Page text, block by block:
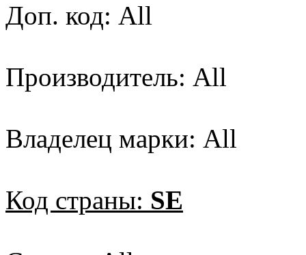
Доп. код: All
Производитель: All
Владелец марки: All
Код страны: SE